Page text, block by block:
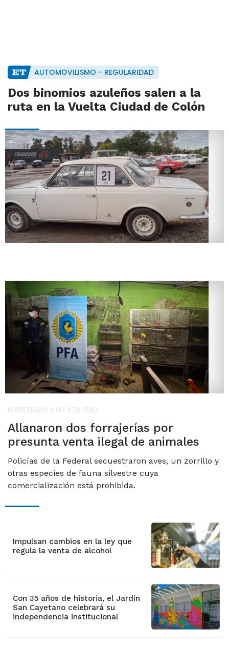
AUTOMOVILISMO - REGULARIDAD
Dos binomios azuleños salen a la
ruta en la Vuelta Ciudad de Colón
INVESTIGAN A UN AZULEÑO
Allanaron dos forrajerías por
presunta venta ilegal de animales
Policías de la Federal secuestraron aves, un zorrillo y
otras especies de fauna silvestre cuya
comercialización está prohibida.
Impulsan cambios en la ley que
regula la venta de alcohol
Con 35 años de historia, el Jardín
San Cayetano celebrará su
independencia institucional